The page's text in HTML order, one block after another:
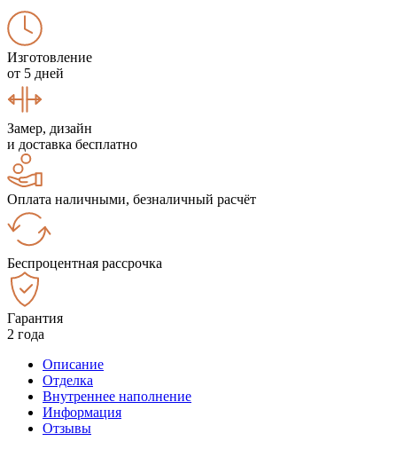
Изготовление
от 5 дней
Замер, дизайн
и доставка бесплатно
Оплата наличными, безналичный расчёт
Беспроцентная рассрочка
Гарантия
2 года
Описание
Отделка
Внутреннее наполнение
Информация
Отзывы